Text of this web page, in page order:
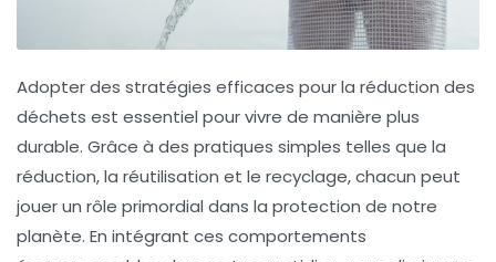
Adopter des stratégies efficaces pour la réduction des
déchets est essentiel pour vivre de manière plus
durable. Grâce à des pratiques simples telles que la
réduction, la réutilisation et le recyclage, chacun peut
jouer un rôle primordial dans la protection de notre
planète. En intégrant ces comportements